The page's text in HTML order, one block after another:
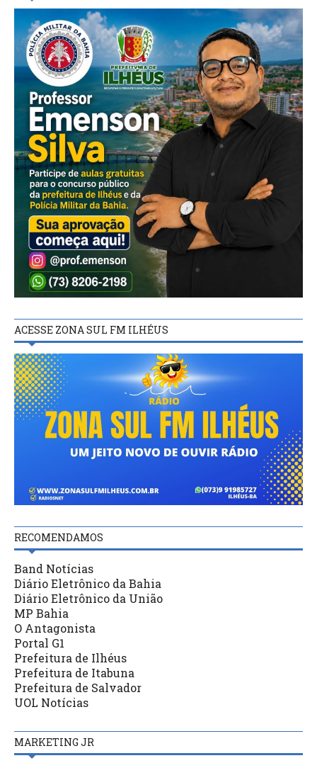
ACESSE ZONA SUL FM ILHÉUS
RECOMENDAMOS
Band Notícias
Diário Eletrônico da Bahia
Diário Eletrônico da União
MP Bahia
O Antagonista
Portal G1
Prefeitura de Ilhéus
Prefeitura de Itabuna
Prefeitura de Salvador
UOL Notícias
MARKETING JR